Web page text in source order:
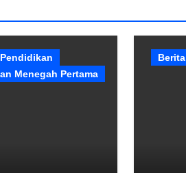
Pendidikan
Menegah Pertama
Berita